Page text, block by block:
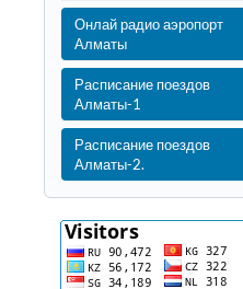
Онлай радио аэропорт
Алматы
Расписание поездов
Алматы-1
Расписание поездов
Алматы-2.